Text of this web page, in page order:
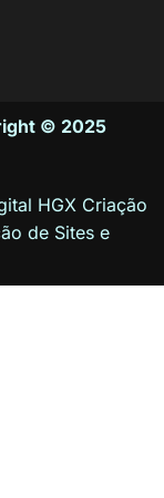
© 2025
HGX Criação
de Sites e